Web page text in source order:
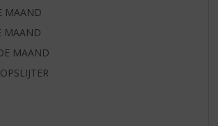
MAAND
MAAND
MAAND